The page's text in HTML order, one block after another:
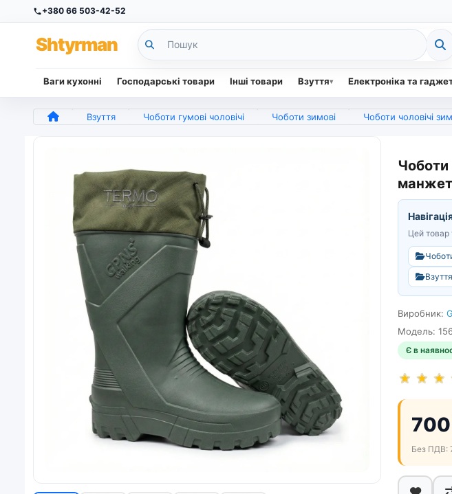
+380 66 503-42-52
Shtyrman
Ваги кухонні Господарські товари Інші товари Взуття Електроніка та
Взуття Чоботи гумові чоловічі Чоботи зимові Чоботи чоловічі зимові піна ЕВА Gipanis. Зелені гумові чоботи з манжетом Termo. Розміри
Чоботи
Цей товар
Взуття
Виробник:
Модель:
Є в
Без ПДВ: